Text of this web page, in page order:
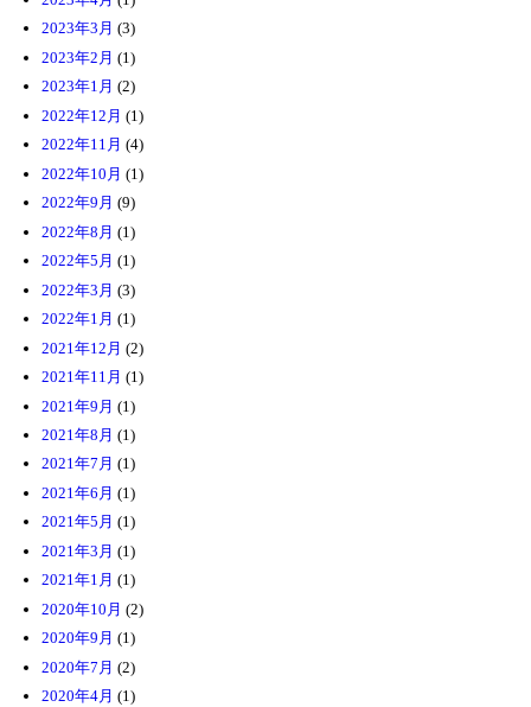
2023年3月 (3)
2023年2月 (1)
2023年1月 (2)
2022年12月 (1)
2022年11月 (4)
2022年10月 (1)
2022年9月 (9)
2022年8月 (1)
2022年5月 (1)
2022年3月 (3)
2022年1月 (1)
2021年12月 (2)
2021年11月 (1)
2021年9月 (1)
2021年8月 (1)
2021年7月 (1)
2021年6月 (1)
2021年5月 (1)
2021年3月 (1)
2021年1月 (1)
2020年10月 (2)
2020年9月 (1)
2020年7月 (2)
2020年4月 (1)